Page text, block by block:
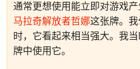
通常更想使用能立即对游戏产
马拉奇解放者哲娜这张牌。
时，它看起来相当强大。我
牌中使用它。